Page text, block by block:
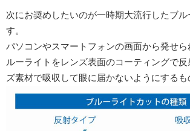
次にお奨めしたいのが一時期大流行したブ
す。
パソコンやスマートフォンの画面から発せ
ルーライトをレンズ表面のコーティングで
ズ素材で吸収して眼に届かないようにするも